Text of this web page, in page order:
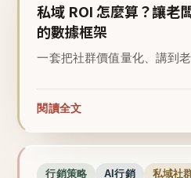
私域 ROI 怎麼算？讓老
的數據框架
一套把社群價值量化、講到
閱讀全文
行銷策略 AI行銷 私域社